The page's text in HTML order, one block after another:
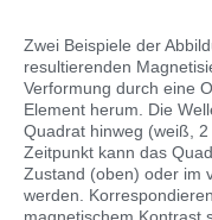
Zwei Beispiele der
resultierenden
Verformung durch eine
Element herum. Die
Quadrat hinweg (weiß,
Zeitpunkt kann das
Zustand (oben) oder im
werden.